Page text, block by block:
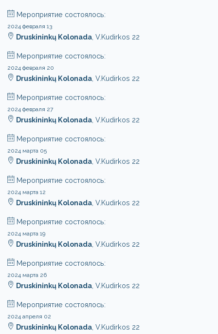
Мероприятие состоялось:
2024 февраля 13
Druskininkų Kolonada , V.Kudirkos 22
Мероприятие состоялось:
2024 февраля 20
Druskininkų Kolonada , V.Kudirkos 22
Мероприятие состоялось:
2024 февраля 27
Druskininkų Kolonada , V.Kudirkos 22
Мероприятие состоялось:
2024 марта 05
Druskininkų Kolonada , V.Kudirkos 22
Мероприятие состоялось:
2024 марта 12
Druskininkų Kolonada , V.Kudirkos 22
Мероприятие состоялось:
2024 марта 19
Druskininkų Kolonada , V.Kudirkos 22
Мероприятие состоялось:
2024 марта 26
Druskininkų Kolonada , V.Kudirkos 22
Мероприятие состоялось:
2024 апреля 02
Druskininkų Kolonada , V.Kudirkos 22